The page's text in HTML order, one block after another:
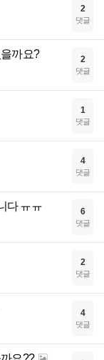
2
댓글
까요? 2
댓글
1
댓글
4
댓글
다 ㅠㅠ 6
댓글
2
댓글
4
댓글